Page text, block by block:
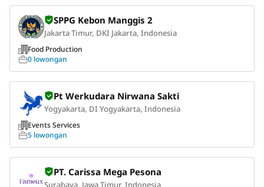
SPPG Kebon Manggis 2
Jakarta Timur, DKI Jakarta, Indonesia
Food Production
0 lowongan
Pt Werkudara Nirwana Sakti
Yogyakarta, DI Yogyakarta, Indonesia
Events Services
5 lowongan
PT. Carissa Mega Pesona
Surabaya, Jawa Timur, Indonesia